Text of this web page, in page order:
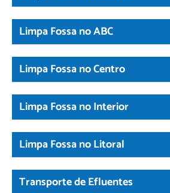
Limpa Fossa no ABC
Limpa Fossa no Centro
Limpa Fossa no Interior
Limpa Fossa no Litoral
Transporte de Efluentes